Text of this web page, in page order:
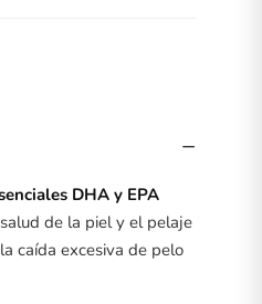
−
DHA y EPA
de la piel y el pelaje
caída excesiva de pelo